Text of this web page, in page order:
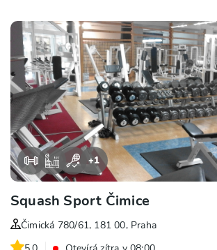
+1
Squash Sport Čimice
Čimická 780/61, 181 00, Praha